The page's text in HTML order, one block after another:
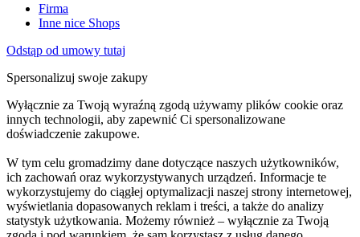
Firma
Inne nice Shops
Odstąp od umowy tutaj
Spersonalizuj swoje zakupy
Wyłącznie za Twoją wyraźną zgodą używamy plików cookie oraz
innych technologii, aby zapewnić Ci spersonalizowane
doświadczenie zakupowe.
W tym celu gromadzimy dane dotyczące naszych użytkowników,
ich zachowań oraz wykorzystywanych urządzeń. Informacje te
wykorzystujemy do ciągłej optymalizacji naszej strony internetowej,
wyświetlania dopasowanych reklam i treści, a także do analizy
statystyk użytkowania. Możemy również – wyłącznie za Twoją